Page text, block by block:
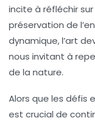
incite à réfléchir
préservation de
dynamique, l’art
nous invitant à
de la nature.
Alors que les défis
est crucial de